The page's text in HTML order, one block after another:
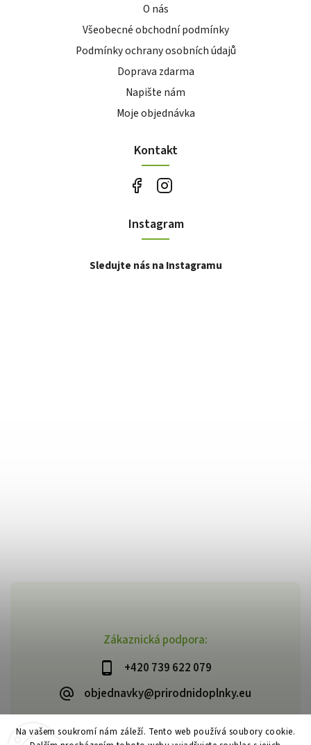
Na vašem soukromí nám záleží. Tento web používá soubory cookie.
Zákaznická podpora:
+420 739 622 079
objednavky@prirodnidoplnky.eu
O nás
Všeobecné obchodní podmínky
Podmínky ochrany osobních údajů
Doprava zdarma
Napište nám
Moje objednávka
Kontakt
Instagram
Sledujte nás na Instagramu